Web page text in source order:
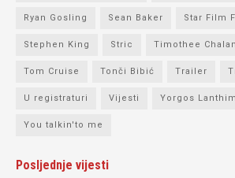
Ryan Gosling Sean Baker Star Film
Stephen King Stric Timothee
Tom Cruise Tonči Bibić Trailer
U registraturi Vijesti Yorgos
You talkin'to me
Posljednje vijesti